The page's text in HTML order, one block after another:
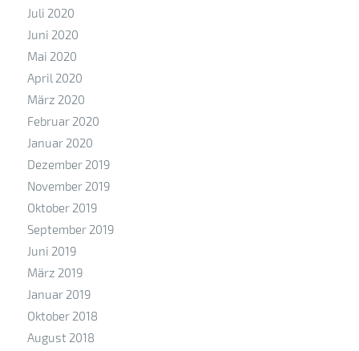
Juli 2020
Juni 2020
Mai 2020
April 2020
März 2020
Februar 2020
Januar 2020
Dezember 2019
November 2019
Oktober 2019
September 2019
Juni 2019
März 2019
Januar 2019
Oktober 2018
August 2018